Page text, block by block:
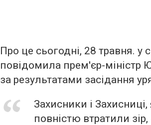
Про це сьогодні, 28 травня. у
повідомила прем'єр-міністр
за результатами засідання
Захисники і
повністю втратили